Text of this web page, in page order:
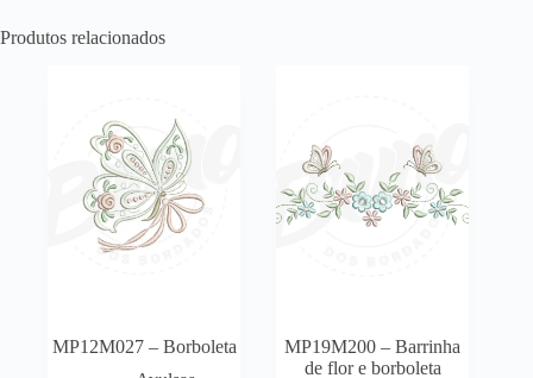
Produtos relacionados
MP12M027 – Borboleta
MP19M200 – Barrinha
de flor e borboleta